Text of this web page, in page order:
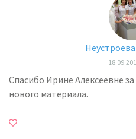
Спасибо Ирине Алексеевне
нового материала.